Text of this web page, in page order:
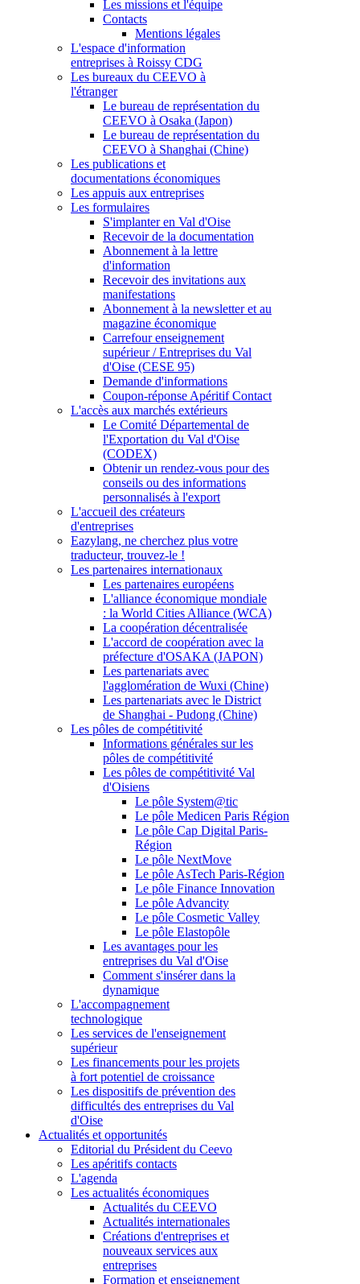
Les missions et l'équipe
Contacts
Mentions légales
L'espace d'information
entreprises à Roissy CDG
Les bureaux du CEEVO à
l'étranger
Le bureau de représentation du
CEEVO à Osaka (Japon)
Le bureau de représentation du
CEEVO à Shanghai (Chine)
Les publications et
documentations économiques
Les appuis aux entreprises
Les formulaires
S'implanter en Val d'Oise
Recevoir de la documentation
Abonnement à la lettre
d'information
Recevoir des invitations aux
manifestations
Abonnement à la newsletter et au
magazine économique
Carrefour enseignement
supérieur / Entreprises du Val
d'Oise (CESE 95)
Demande d'informations
Coupon-réponse Apéritif Contact
L'accès aux marchés extérieurs
Le Comité Départemental de
l'Exportation du Val d'Oise
(CODEX)
Obtenir un rendez-vous pour des
conseils ou des informations
personnalisés à l'export
L'accueil des créateurs
d'entreprises
Eazylang, ne cherchez plus votre
traducteur, trouvez-le !
Les partenaires internationaux
Les partenaires européens
L'alliance économique mondiale
: la World Cities Alliance (WCA)
La coopération décentralisée
L'accord de coopération avec la
préfecture d'OSAKA (JAPON)
Les partenariats avec
l'agglomération de Wuxi (Chine)
Les partenariats avec le District
de Shanghai - Pudong (Chine)
Les pôles de compétitivité
Informations générales sur les
pôles de compétitivité
Les pôles de compétitivité Val
d'Oisiens
Le pôle System@tic
Le pôle Medicen Paris Région
Le pôle Cap Digital Paris-
Région
Le pôle NextMove
Le pôle AsTech Paris-Région
Le pôle Finance Innovation
Le pôle Advancity
Le pôle Cosmetic Valley
Le pôle Elastopôle
Les avantages pour les
entreprises du Val d'Oise
Comment s'insérer dans la
dynamique
L'accompagnement
technologique
Les services de l'enseignement
supérieur
Les financements pour les projets
à fort potentiel de croissance
Les dispositifs de prévention des
difficultés des entreprises du Val
d'Oise
Actualités et opportunités
Editorial du Président du Ceevo
Les apéritifs contacts
L'agenda
Les actualités économiques
Actualités du CEEVO
Actualités internationales
Créations d'entreprises et
nouveaux services aux
entreprises
Formation et enseignement